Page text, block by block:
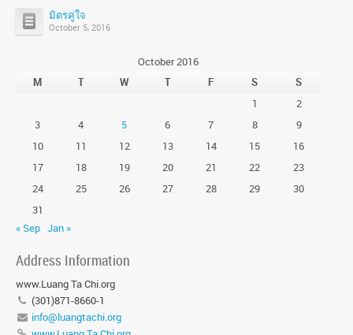
มิตรคู่ใจ
October 5, 2016
October 2016
M
T W T F S
S
1
2
3
4 5 6 7 8
9
10
11 12 13 14 15
16
17
18 19 20 21 22
23
24
25 26 27 28 29
30
31
« Sep Jan »
Address Information
www.Luang Ta Chi.org
(301)871-8660-1
info@luangtachi.org